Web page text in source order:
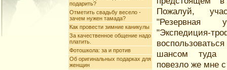
подарить?
Отметить свадьбу весело -
зачем нужен тамада?
Как провести зимние каникулы
За качественное общение надо
платить.
Фотошкола: за и против
Об оригинальных подарках для
женщин
Пожалуй,
"Резервная
шансом туда
повезло же мне